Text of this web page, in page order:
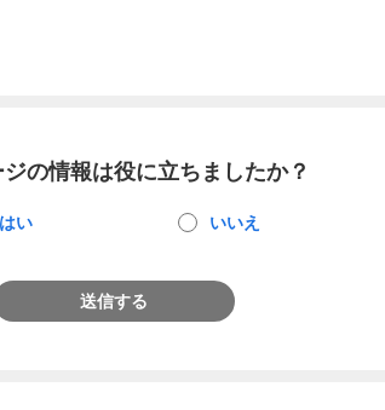
の情報は役に立ちましたか？
はい いいえ
送信する